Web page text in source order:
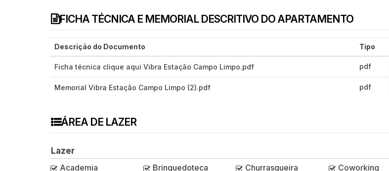
FICHA TÉCNICA E MEMORIAL DESCRITIVO DO APARTAMENTO
Descrição do Documento Tipo
Ficha técnica clique aqui Vibra Estação Campo Limpo.pdf pdf
Memorial Vibra Estação Campo Limpo (2).pdf pdf
ÁREA DE LAZER
Lazer
Academia
Brinquedoteca Churrasqueira
Coworking